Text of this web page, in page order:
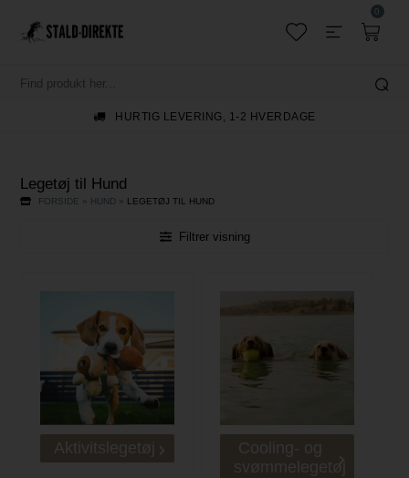
0
GRATIS FRAGT TIL PAKKESHOP V/KØB OVER 699,-
Legetøj til Hund
FORSIDE » HUND » LEGETØJ TIL HUND
Filtrer visning
Aktivitslegetøj
Cooling- og
svømmelegetøj